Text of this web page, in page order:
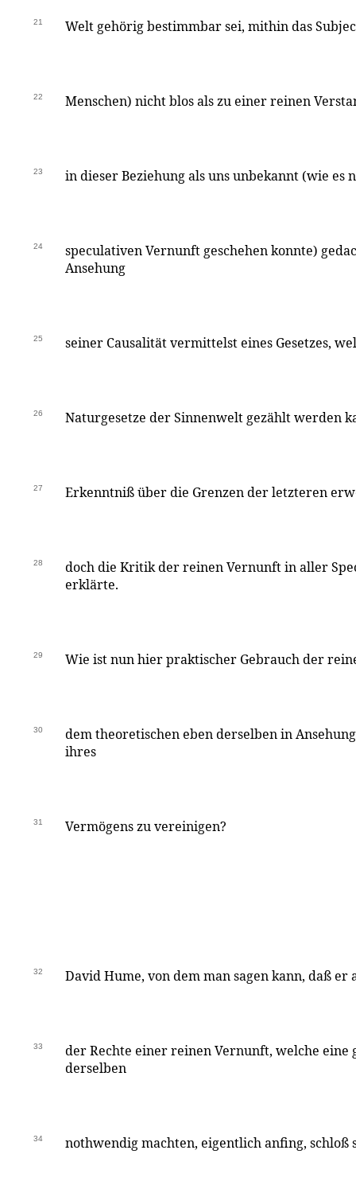
21 Welt gehörig bestimmbar sei, mithin das
22 Menschen) nicht blos als zu einer reinen
23 in dieser Beziehung als uns unbekannt (wie
24
speculativen Vernunft geschehen konnte)
Ansehung
25 seiner Causalität vermittelst eines Gesetzes,
26 Naturgesetze der Sinnenwelt gezählt werden
27 Erkenntniß über die Grenzen der letzteren
28
doch die Kritik der reinen Vernunft in aller
erklärte.
29 Wie ist nun hier praktischer Gebrauch der
30
dem theoretischen eben derselben in
ihres
31 Vermögens zu vereinigen?
32 David Hume, von dem man sagen kann, daß er
33
der Rechte einer reinen Vernunft, welche eine
derselben
34 nothwendig machten, eigentlich anfing, schloß